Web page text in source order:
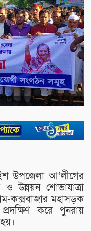
উপজেলা আ’লীগের
উন্নয়ন শোভাযাত্রা
কক্সবাজার মহাসড়ক
করে পুনরায়